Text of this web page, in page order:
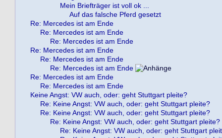
Mein Briefträger ist voll ok ...
Auf das falsche Pferd gesetzt
Re: Mercedes ist am Ende
Re: Mercedes ist am Ende
Re: Mercedes ist am Ende
Re: Mercedes ist am Ende
Re: Mercedes ist am Ende
Re: Mercedes ist am Ende
Re: Mercedes ist am Ende
Re: Mercedes ist am Ende
Keine Angst: VW auch, oder: geht Stuttgart pleite?
Re: Keine Angst: VW auch, oder: geht Stuttgart pleite?
Re: Keine Angst: VW auch, oder: geht Stuttgart pleite?
Re: Keine Angst: VW auch, oder: geht Stuttgart pleite?
Re: Keine Angst: VW auch, oder: geht Stuttgart